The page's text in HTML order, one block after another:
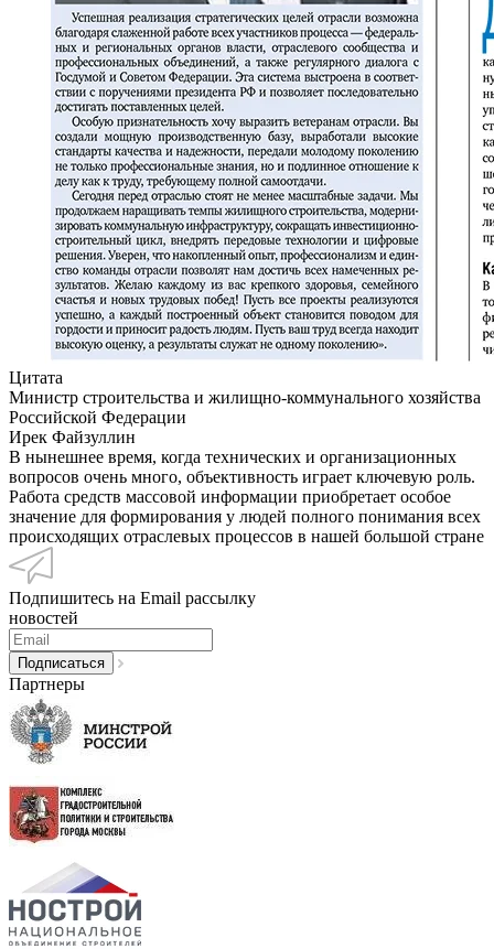
Цитата
Министр строительства и жилищно-коммунального хозяйства
Российской Федерации
Ирек Файзуллин
В нынешнее время, когда технических и организационных
вопросов очень много, объективность играет ключевую роль.
Работа средств массовой информации приобретает особое
значение для формирования у людей полного понимания всех
происходящих отраслевых процессов в нашей большой стране
Подпишитесь на Email рассылку
новостей
Партнеры